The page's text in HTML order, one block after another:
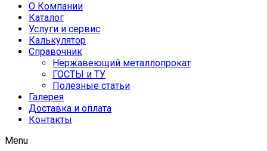
О Компании
Каталог
Услуги и сервис
Калькулятор
Справочник
Нержавеющий металлопрокат
ГОСТЫ и ТУ
Полезные статьи
Галерея
Доставка и оплата
Контакты
Menu